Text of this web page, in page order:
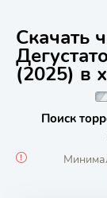
Скачать
(2025) в
Поиск